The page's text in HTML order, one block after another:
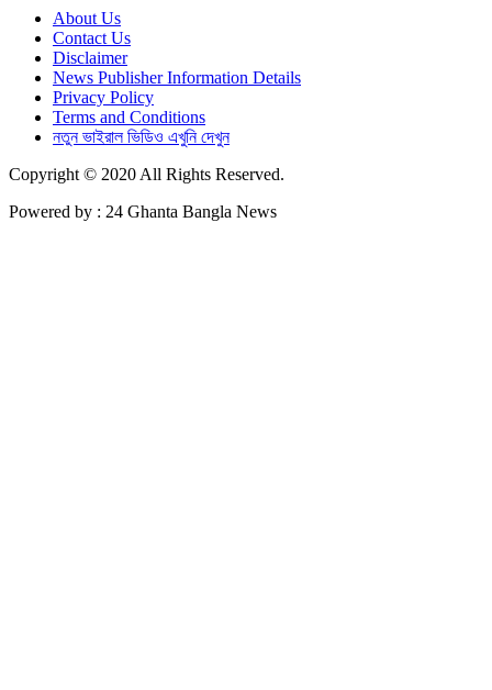
About Us
Contact Us
Disclaimer
News Publisher Information Details
Privacy Policy
Terms and Conditions
নতুন ভাইরাল ভিডিও এখুনি দেখুন
Copyright © 2020 All Rights Reserved.
Powered by : 24 Ghanta Bangla News